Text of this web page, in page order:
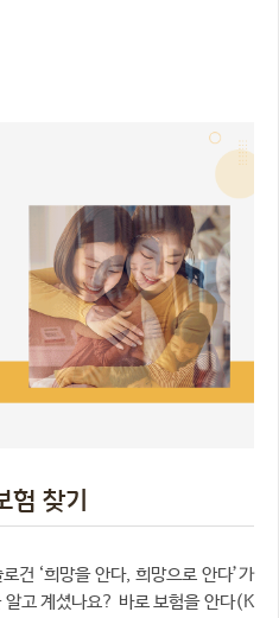
찾기
건 ‘희망을 안다, 희망으로 안다’가
고 계셨나요? 바로 보험을 안다(K